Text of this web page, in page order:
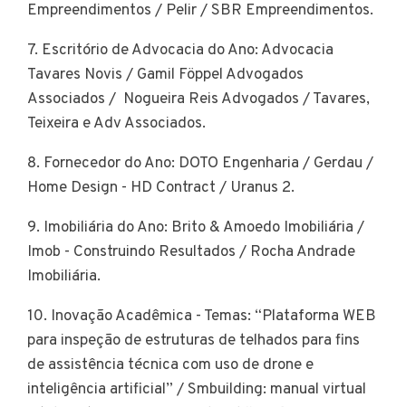
Empreendimentos / Pelir / SBR Empreendimentos.
7. Escritório de Advocacia do Ano: Advocacia
Tavares Novis / Gamil Föppel Advogados
Associados / Nogueira Reis Advogados / Tavares,
Teixeira e Adv Associados.
8. Fornecedor do Ano: DOTO Engenharia / Gerdau /
Home Design - HD Contract / Uranus 2.
9. Imobiliária do Ano: Brito & Amoedo Imobiliária /
Imob - Construindo Resultados / Rocha Andrade
Imobiliária.
10. Inovação Acadêmica - Temas: “Plataforma WEB
para inspeção de estruturas de telhados para fins
de assistência técnica com uso de drone e
inteligência artificial” / Smbuilding: manual virtual